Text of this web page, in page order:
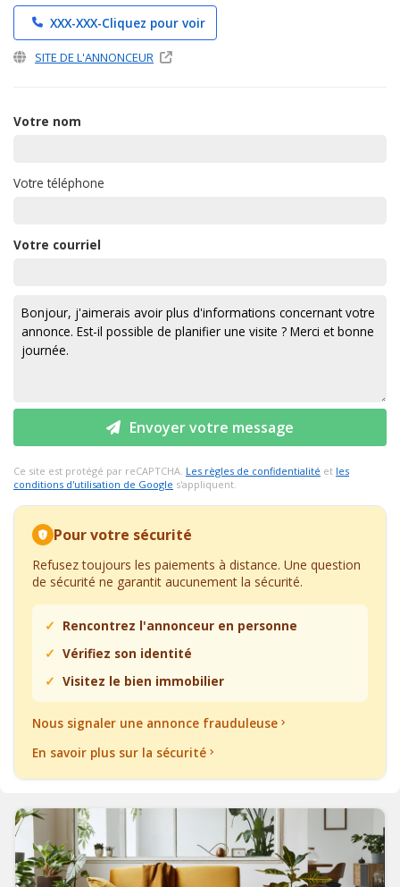
XXX-XXX-Cliquez pour voir
SITE DE L'ANNONCEUR
Votre nom
Votre téléphone
Votre courriel
Envoyer votre message
Ce site est protégé par reCAPTCHA. Les règles de confidentialité et les
conditions d'utilisation de Google s'appliquent.
Pour votre sécurité
Refusez toujours les paiements à distance. Une question
de sécurité ne garantit aucunement la sécurité.
Rencontrez l'annonceur en personne
Vérifiez son identité
Visitez le bien immobilier
Nous signaler une annonce frauduleuse
En savoir plus sur la sécurité